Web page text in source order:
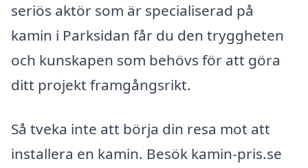
seriös aktör som är specialiserad på
kamin i Parksidan får du den tryggheten
och kunskapen som behövs för att göra
ditt projekt framgångsrikt.
Så tveka inte att börja din resa mot att
installera en kamin. Besök kamin-pris.se